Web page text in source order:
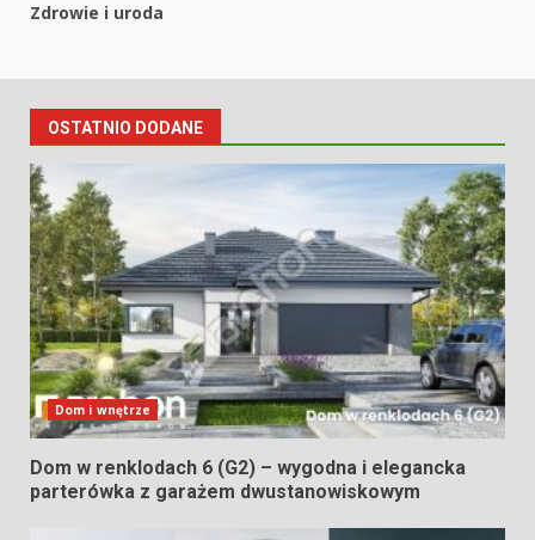
Zdrowie i uroda
OSTATNIO DODANE
Dom i wnętrze
Dom w renklodach 6 (G2) – wygodna i elegancka
parterówka z garażem dwustanowiskowym